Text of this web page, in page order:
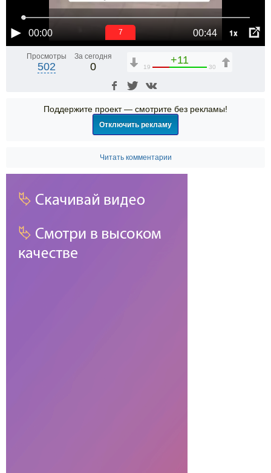
00:00 00:44 1x
7
Просмотры
502
За сегодня
0
+11
19 30
Поддержите проект — смотрите без рекламы!
Отключить рекламу
Читать комментарии